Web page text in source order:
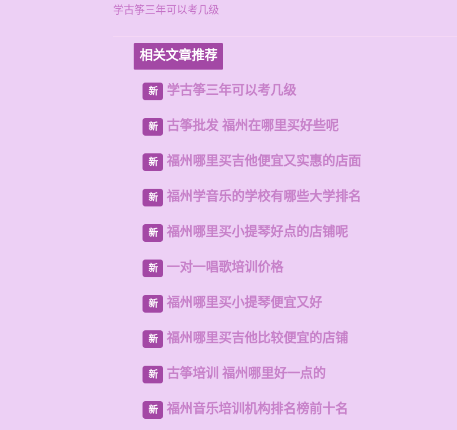
学古筝三年可以考几级
相关文章推荐
新 学古筝三年可以考几级
新 古筝批发 福州在哪里买好些呢
新 福州哪里买吉他便宜又实惠的店面
新 福州学音乐的学校有哪些大学排名
新 福州哪里买小提琴好点的店铺呢
新 一对一唱歌培训价格
新 福州哪里买小提琴便宜又好
新 福州哪里买吉他比较便宜的店铺
新 古筝培训 福州哪里好一点的
新 福州音乐培训机构排名榜前十名